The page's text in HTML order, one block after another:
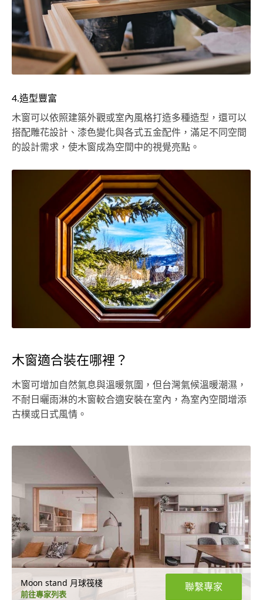
4.造型豐富
木窗可以依照建築外觀或室內風格打造多種造型，還可以
搭配雕花設計、漆色變化與各式五金配件，滿足不同空間
的設計需求，使木窗成為空間中的視覺亮點。
木窗適合裝在哪裡？
木窗可增加自然氣息與溫暖氛圍，但台灣氣候溫暖潮濕，
不耐日曬雨淋的木窗較合適安裝在室內，為室內空間增添
古樸或日式風情。
Moon stand 月球筏棧
前往專家列表
聯繫專家